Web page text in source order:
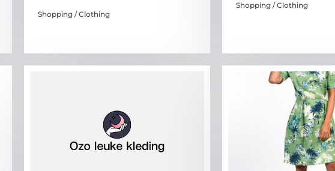
Shopping / Clothing
Shopping / Clothing